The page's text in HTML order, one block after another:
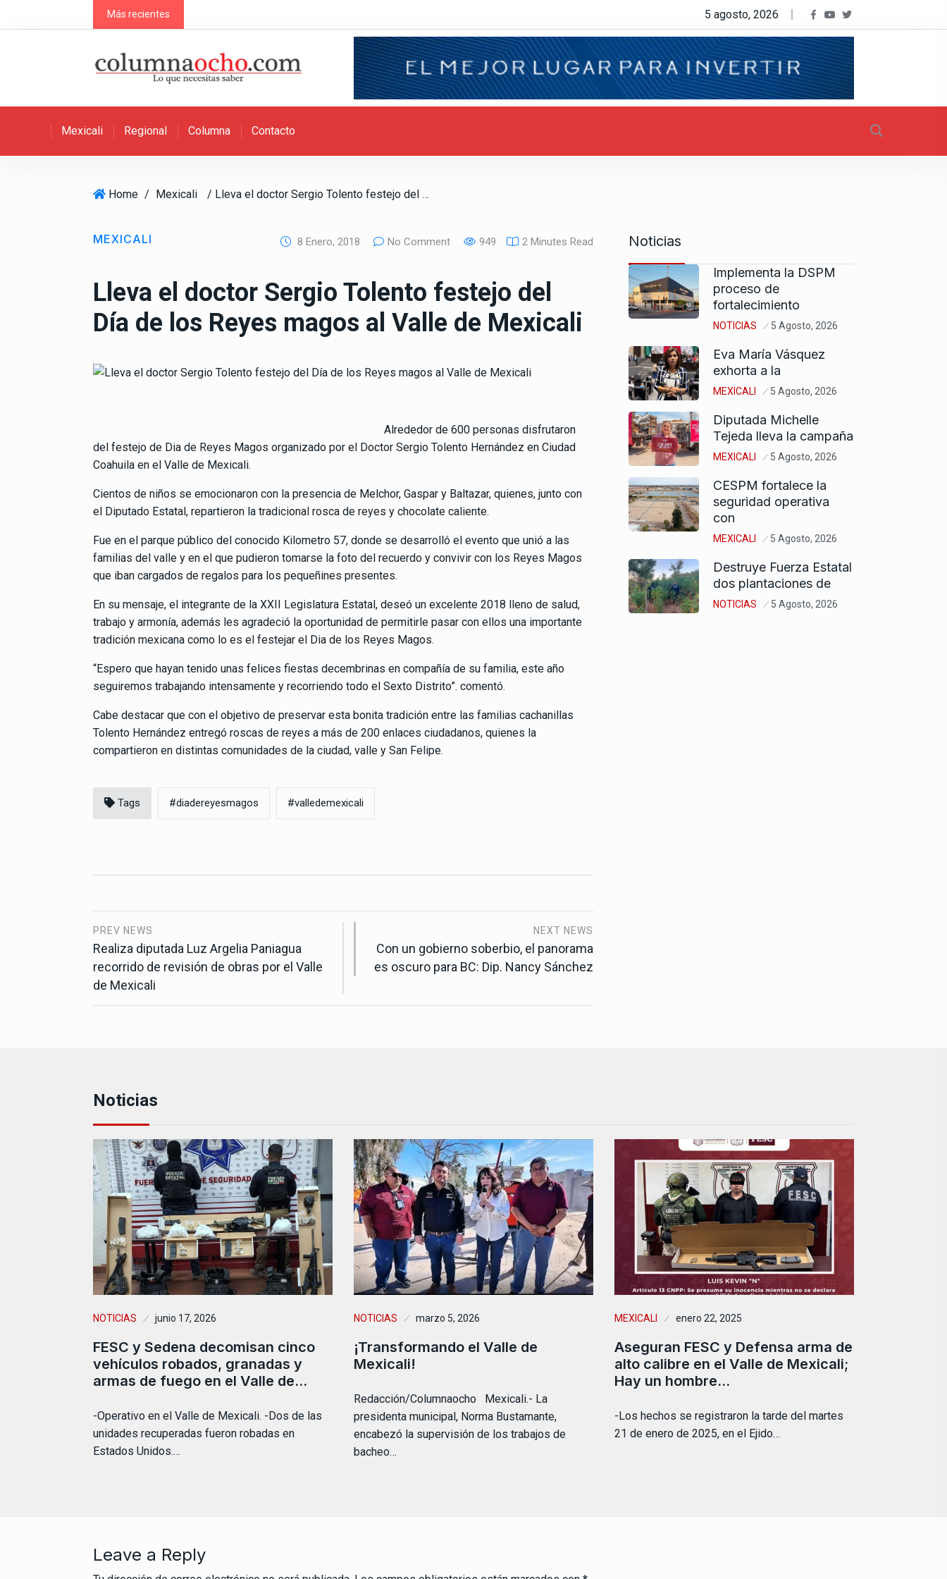
k
Más recientes 5 agosto, 2026
Mexicali Regional Columna Contacto
Home / Mexicali / Lleva el doctor Sergio Tolento festejo del Día de los Reyes magos al Valle de Mexicali
MEXICALI 8 Enero, 2018 No Comment 949 2 Minutes Read
Lleva el doctor Sergio Tolento festejo del
Día de los Reyes magos al Valle de Mexicali
Alrededor de 600 personas disfrutaron
del festejo de Dia de Reyes Magos organizado por el Doctor Sergio Tolento Hernández en Ciudad
Coahuila en el Valle de Mexicali.
Cientos de niños se emocionaron con la presencia de Melchor, Gaspar y Baltazar, quienes, junto con
el Diputado Estatal, repartieron la tradicional rosca de reyes y chocolate caliente.
Fue en el parque público del conocido Kilometro 57, donde se desarrolló el evento que unió a las
familias del valle y en el que pudieron tomarse la foto del recuerdo y convivir con los Reyes Magos
que iban cargados de regalos para los pequeñines presentes.
En su mensaje, el integrante de la XXII Legislatura Estatal, deseó un excelente 2018 lleno de salud,
trabajo y armonía, además les agradeció la oportunidad de permitirle pasar con ellos una importante
tradición mexicana como lo es el festejar el Dia de los Reyes Magos.
“Espero que hayan tenido unas felices fiestas decembrinas en compañía de su familia, este año
seguiremos trabajando intensamente y recorriendo todo el Sexto Distrito”. comentó.
Cabe destacar que con el objetivo de preservar esta bonita tradición entre las familias cachanillas
Tolento Hernández entregó roscas de reyes a más de 200 enlaces ciudadanos, quienes la
compartieron en distintas comunidades de la ciudad, valle y San Felipe.
Tags #diadereyesmagos #valledemexicali
PREV NEWS
Realiza diputada Luz Argelia Paniagua
recorrido de revisión de obras por el Valle
de Mexicali
NEXT NEWS
Con un gobierno soberbio, el panorama
es oscuro para BC: Dip. Nancy Sánchez
Noticias
Implementa la DSPM
proceso de
fortalecimiento
NOTICIAS 5 Agosto, 2026
Eva María Vásquez
exhorta a la
MEXICALI 5 Agosto, 2026
Diputada Michelle
Tejeda lleva la campaña
MEXICALI 5 Agosto, 2026
CESPM fortalece la
seguridad operativa
con
MEXICALI 5 Agosto, 2026
Destruye Fuerza Estatal
dos plantaciones de
NOTICIAS 5 Agosto, 2026
Noticias
NOTICIAS junio 17, 2026
FESC y Sedena decomisan cinco
vehículos robados, granadas y
armas de fuego en el Valle de…
-Operativo en el Valle de Mexicali. -Dos de las
unidades recuperadas fueron robadas en
Estados Unidos.…
NOTICIAS marzo 5, 2026
¡Transformando el Valle de
Mexicali!
Redacción/Columnaocho Mexicali.- La
presidenta municipal, Norma Bustamante,
encabezó la supervisión de los trabajos de
bacheo…
MEXICALI enero 22, 2025
Aseguran FESC y Defensa arma de
alto calibre en el Valle de Mexicali;
Hay un hombre…
-Los hechos se registraron la tarde del martes
21 de enero de 2025, en el Ejido…
Leave a Reply